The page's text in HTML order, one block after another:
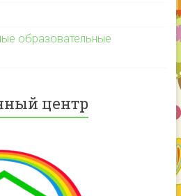
образовательные
центр